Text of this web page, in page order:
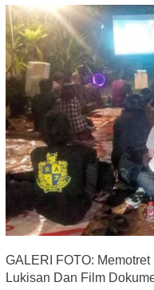
GALERI FOTO:
Lukisan Dan Film